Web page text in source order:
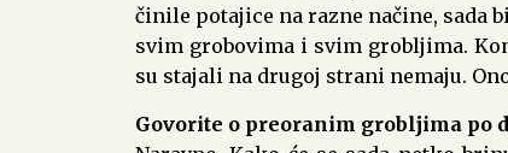
činile potajice na razne načine, sada
svim grobovima i svim grobljima.
su stajali na drugoj strani nemaju.
Govorite o preoranim grobljima po